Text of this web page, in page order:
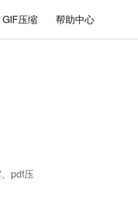
GIF压缩 帮助中心
pdf压